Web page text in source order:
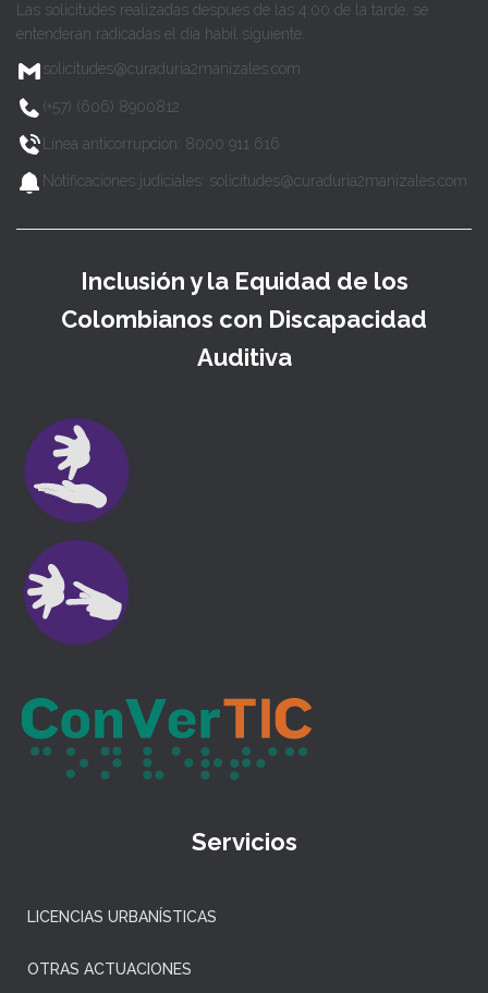
Las solicitudes realizadas después de las 4:00 de la tarde, se
entenderán radicadas el día hábil siguiente.
solicitudes@curaduria2manizales.com
(+57) (606) 8900812
Línea anticorrupción: 8000 911 616
Notificaciones judiciales: solicitudes@curaduria2manizales.com
Inclusión y la Equidad de los
Colombianos con Discapacidad
Auditiva
Servicios
LICENCIAS URBANÍSTICAS
OTRAS ACTUACIONES